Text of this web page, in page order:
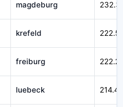
magdeburg
krefeld
freiburg
luebeck